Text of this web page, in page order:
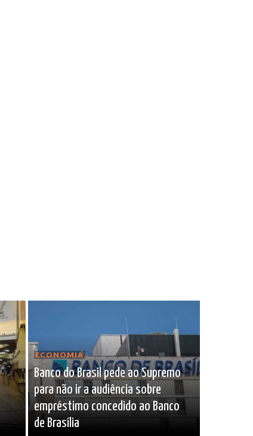
ECONOMIA
Banco do Brasil pede ao Supremo
para não ir a audiência sobre
empréstimo concedido ao Banco
de Brasília